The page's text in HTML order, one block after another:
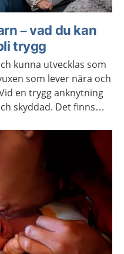
– vad du kan
trygg
kunna utvecklas som
som lever nära och
en trygg anknytning
skyddad. Det finns